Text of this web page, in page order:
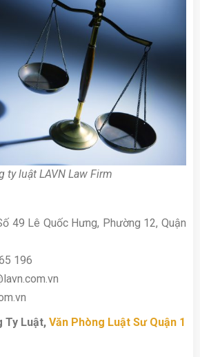
ty luật LAVN Law Firm
49 Lê Quốc Hưng, Phường 12, Quận
196
Ty Luật, Văn Phòng Luật Sư Quận 1